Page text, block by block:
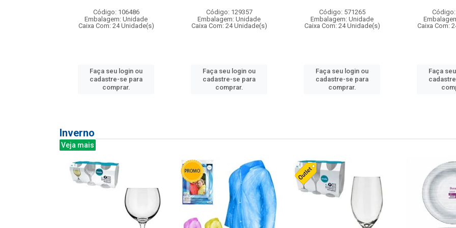
Código: 106486
Embalagem: Unidade
Caixa Com: 24 Unidade(s)
Faça seu login ou
cadastre-se para
comprar.
Código: 129357
Embalagem: Unidade
Caixa Com: 24 Unidade(s)
Faça seu login ou
cadastre-se para
comprar.
Código: 571265
Embalagem: Unidade
Caixa Com: 24 Unidade(s)
Faça seu login ou
cadastre-se para
comprar.
Caixa Com:
Faça
Inverno
Veja mais